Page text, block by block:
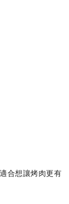
合想讓烤肉更有